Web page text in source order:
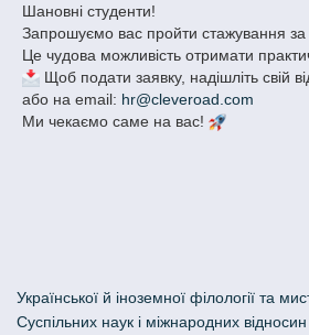
Шановні студенти!
Запрошуємо вас пройти стажування
Це чудова можливість отримати
Щоб подати заявку, надішліть свій
або на email: hr@cleveroad.com
Ми чекаємо саме на вас!
Української й іноземної філології та
Cуспільних наук і міжнародних відносин